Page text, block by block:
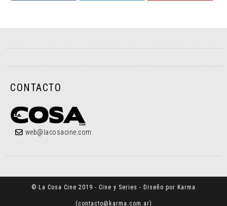
CONTACTO
web@lacosacine.com
© La Cosa Cine 2019 - Cine y Series - Diseño por Karma
(contacto@karma.com.ar)